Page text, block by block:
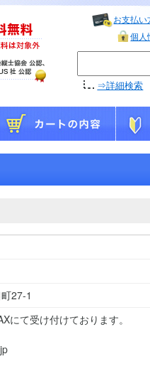
お支払
個人
⇒詳細検索
27-1
にて受け付けております。